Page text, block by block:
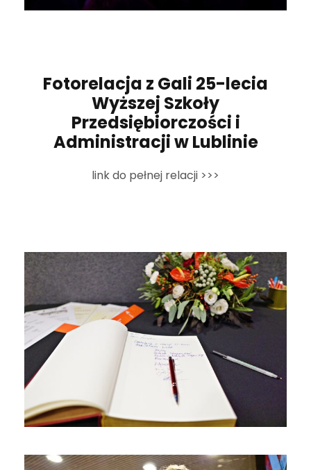
Fotorelacja z Gali 25-lecia
Wyższej Szkoły
Przedsiębiorczości i
Administracji w Lublinie
link do pełnej relacji >>>